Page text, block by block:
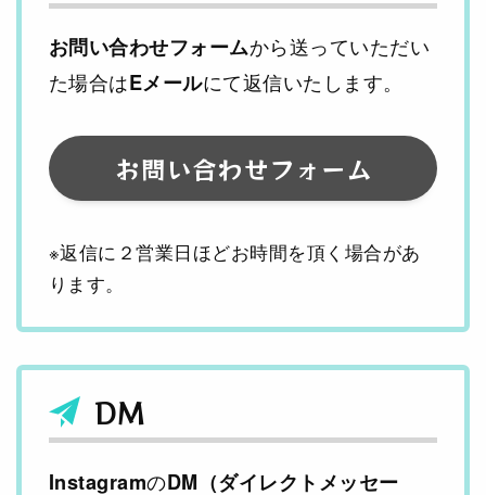
お問い合わせフォームから送っていただい
た場合はEメールにて返信いたします。
お問い合わせフォーム
※返信に２営業日ほどお時間を頂く場合があ
ります。
DM
InstagramのDM（ダイレクトメッセー